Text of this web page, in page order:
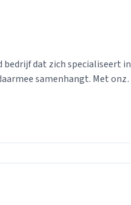
bedrijf dat zich specialiseert in
samenhangt. Met onze